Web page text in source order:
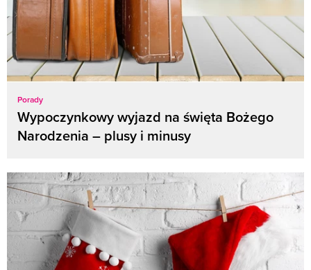
Porady
Wypoczynkowy wyjazd na święta Bożego
Narodzenia – plusy i minusy